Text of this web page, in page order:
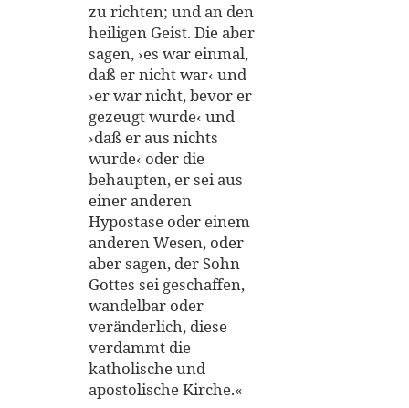
zu richten; und an den
heiligen Geist. Die aber
sagen, ›es war einmal,
daß er nicht war‹ und
›er war nicht, bevor er
gezeugt wurde‹ und
›daß er aus nichts
wurde‹ oder die
behaupten, er sei aus
einer anderen
Hypostase oder einem
anderen Wesen, oder
aber sagen, der Sohn
Gottes sei geschaffen,
wandelbar oder
veränderlich, diese
verdammt die
katholische und
apostolische Kirche.«